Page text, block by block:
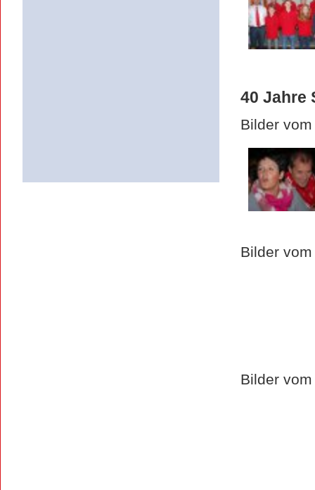
40 Jahre
Bilder
Bilder
Bilder